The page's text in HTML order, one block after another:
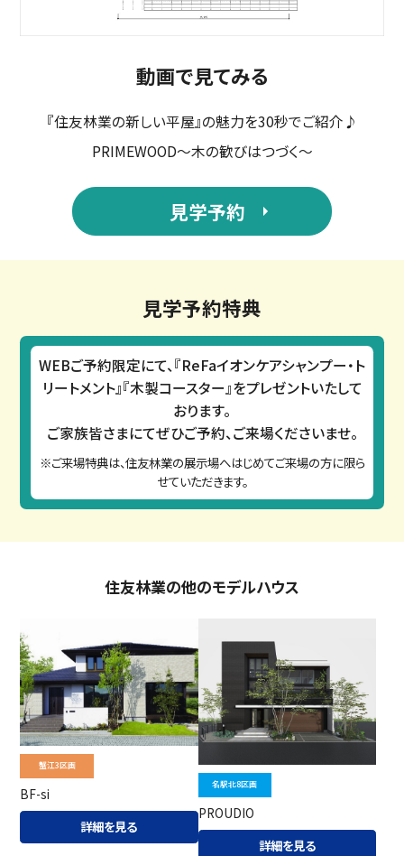
動画で見てみる
『住友林業の新しい平屋』の魅力を30秒でご紹介♪
PRIMEWOOD～木の歓びはつづく～
見学予約
見学予約特典
WEBご予約限定にて、『ReFaイオンケアシャンプー・ト
リートメント』『木製コースター』をプレゼントいたして
おります。
ご家族皆さまにてぜひご予約、ご来場くださいませ。
※ご来場特典は、住友林業の展示場へはじめてご来場の方に限ら
せていただきます。
住友林業の他のモデルハウス
蟹江3区画
BF-si
詳細を見る
名駅北8区画
PROUDIO
詳細を見る